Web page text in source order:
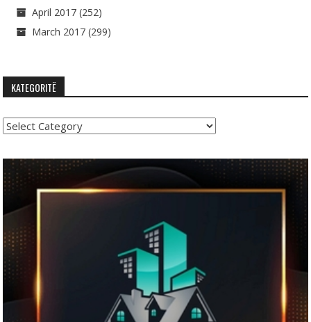
April 2017 (252)
March 2017 (299)
KATEGORITË
Kategoritë